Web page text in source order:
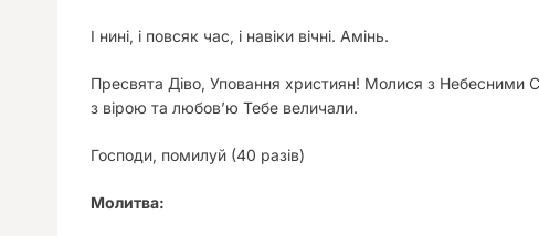
І нині, і повсяк час, і навіки вічні. Амінь.
Пресвята Діво, Уповання християн! Молися з Небесними
з вірою та любов’ю Тебе величали.
Господи, помилуй (40 разів)
Молитва: